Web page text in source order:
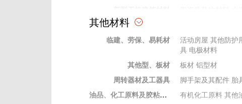
新型有机材料
新型金属建筑材料
装饰性金属表面膜
其他材料
临建、劳保、易耗材 活动房屋 其他防护
具 电极材料
其他型、板材
板材 铝型材
周转器材及工器具
脚手架及其配件 胎
油品、化工原料及胶粘材料
有机化工原料 其他